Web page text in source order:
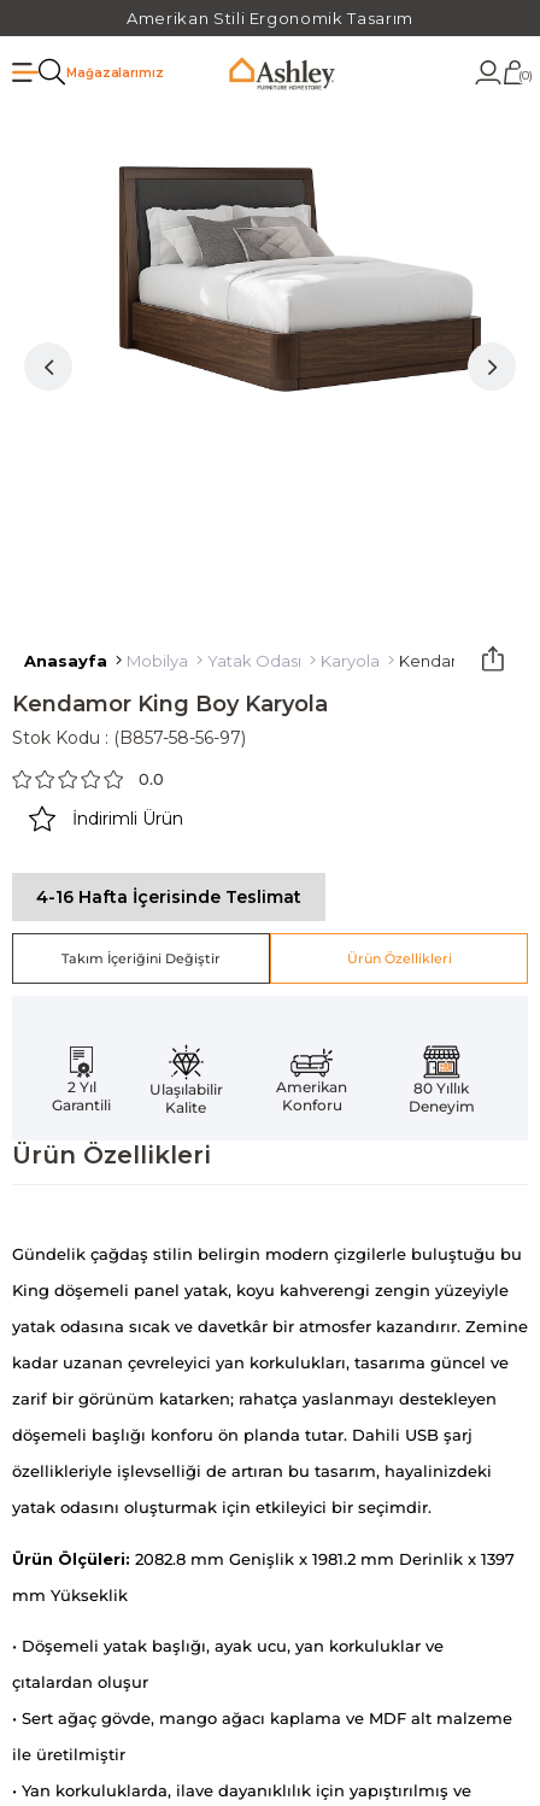
Amerikan Stili Ergonomik Tasarım
Mağazalarımız 0
Anasayfa Mobilya Yatak Odası Karyola Kendamor King
Kendamor King Boy Karyola
Stok Kodu (B857-58-56-97)
0.0
İndirimli Ürün
4-16 Hafta İçerisinde Teslimat
Takım İçeriğini Değiştir Ürün Özellikleri
2 Yıl
Garantili
Ulaşılabilir
Kalite
Amerikan
Konforu
80 Yıllık
Deneyim
Ürün Özellikleri
Gündelik çağdaş stilin belirgin modern çizgilerle buluştuğu bu
King döşemeli panel yatak, koyu kahverengi zengin yüzeyiyle
yatak odasına sıcak ve davetkâr bir atmosfer kazandırır. Zemine
kadar uzanan çevreleyici yan korkulukları, tasarıma güncel ve
zarif bir görünüm katarken; rahatça yaslanmayı destekleyen
döşemeli başlığı konforu ön planda tutar. Dahili USB şarj
özellikleriyle işlevselliği de artıran bu tasarım, hayalinizdeki
yatak odasını oluşturmak için etkileyici bir seçimdir.
Ürün Ölçüleri: 2082.8 mm Genişlik x 1981.2 mm Derinlik x 1397
mm Yükseklik
• Döşemeli yatak başlığı, ayak ucu, yan korkuluklar ve
çıtalardan oluşur
• Sert ağaç gövde, mango ağacı kaplama ve MDF alt malzeme
ile üretilmiştir
• Yan korkuluklarda, ilave dayanıklılık için yapıştırılmış ve